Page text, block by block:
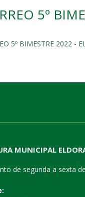
RREO 5º
5º BIMESTRE 2022 -
MUNICIPAL
de segunda a sexta